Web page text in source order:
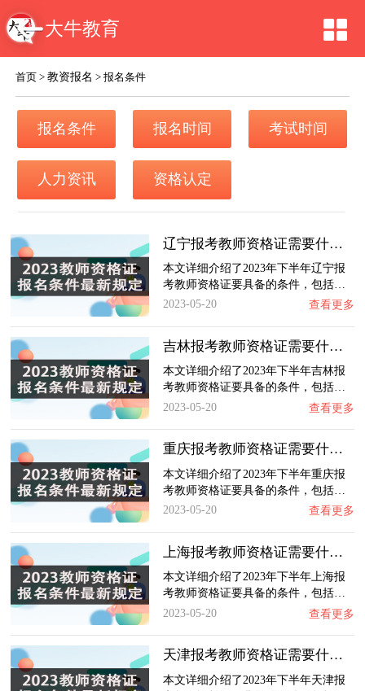
大牛教育
首页 >教资报名 >报名条件
报名条件 报名时间 考试时间
人力资讯 资格认定
辽宁报考教师资格证需要什么条件？2023下半年…
本文详细介绍了2023年下半年辽宁报
考教师资格证要具备的条件，包括…
2023-05-20
查看更多
吉林报考教师资格证需要什么条件？2023下半年…
本文详细介绍了2023年下半年吉林报
考教师资格证要具备的条件，包括…
2023-05-20
查看更多
重庆报考教师资格证需要什么条件？2023下半年…
本文详细介绍了2023年下半年重庆报
考教师资格证要具备的条件，包括…
2023-05-20
查看更多
上海报考教师资格证需要什么条件？2023下半年…
本文详细介绍了2023年下半年上海报
考教师资格证要具备的条件，包括…
2023-05-20
查看更多
天津报考教师资格证需要什么条件？2023下半年…
本文详细介绍了2023年下半年天津报